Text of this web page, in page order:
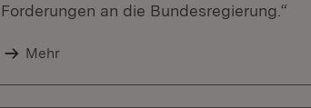
Forderungen an die Bundesregierung.“
Mehr